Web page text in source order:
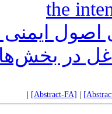
the
اصول ایمنی
در
[Abstract-FA]